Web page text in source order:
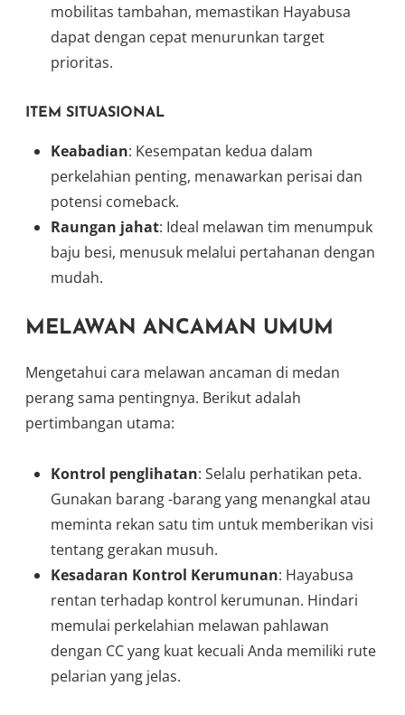
mobilitas tambahan, memastikan Hayabusa
dapat dengan cepat menurunkan target
prioritas.
ITEM SITUASIONAL
Keabadian: Kesempatan kedua dalam
perkelahian penting, menawarkan perisai dan
potensi comeback.
Raungan jahat: Ideal melawan tim menumpuk
baju besi, menusuk melalui pertahanan dengan
mudah.
MELAWAN ANCAMAN UMUM
Mengetahui cara melawan ancaman di medan
perang sama pentingnya. Berikut adalah
pertimbangan utama:
Kontrol penglihatan: Selalu perhatikan peta.
Gunakan barang -barang yang menangkal atau
meminta rekan satu tim untuk memberikan visi
tentang gerakan musuh.
Kesadaran Kontrol Kerumunan: Hayabusa
rentan terhadap kontrol kerumunan. Hindari
memulai perkelahian melawan pahlawan
dengan CC yang kuat kecuali Anda memiliki rute
pelarian yang jelas.